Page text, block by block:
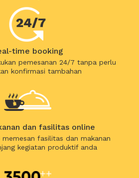
time booking
pemesanan 24/7 tanpa perlu
konfirmasi tambahan
dan fasilitas online
fasilitas dan makanan
kegiatan produktif anda